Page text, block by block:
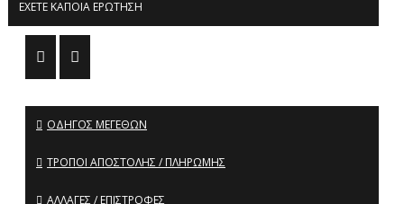
ΈΧΕΤΕ ΚΆΠΟΙΑ ΕΡΏΤΗΣΗ
ΟΔΗΓΌΣ ΜΕΓΕΘΏΝ
ΤΡΌΠΟΙ ΑΠΟΣΤΟΛΉΣ / ΠΛΗΡΩΜΉΣ
ΑΛΛΑΓΈΣ / ΕΠΙΣΤΡΟΦΈΣ